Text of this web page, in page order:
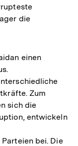
die
einen
Zum
sich die
entwickeln
bei. Die